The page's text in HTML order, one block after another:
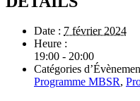
Date : 7 février 2024
Heure :
19:00 - 20:00
Catégories
Programme MBSR,